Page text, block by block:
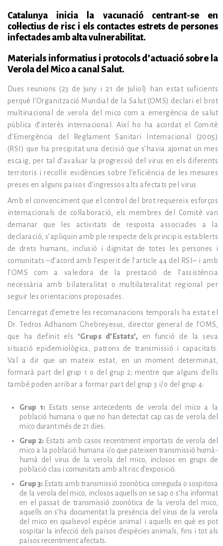
Catalunya inicia la vacunació centrant-se en
col·lectius de risc i els contactes estrets de persones
infectades amb alta vulnerabilitat.
Materials informatius i protocols d’actuació sobre la
Verola del Mico a canal Salut.
Dues reunions (23 de juny i 21 de juliol) han estat suficients
perquè l’Organització Mundial de la Salut (OMS) declari el brot
multinacional de verola del mico com a emergència de salut
pública d’interès internacional. Així ho ha acordat el Comitè
d’Emergència del Reglament Sanitari Internacional (2005)
(RSI) que ha precipitat una decisió que s’havia ajornat un mes
escaig, per tal d’avaluar la progressió del virus en els diferents
territoris i recollir evidències sobre l’eficiència de les mesures
preses en alguns països d’ingressos alts afectats pel virus
Amb el convenciment que el control del brot requereix esforços
internacionals de col·laboració, els membres del Comitè van
demanar que les activitats de resposta associades a la
declaració, s’apliquin amb ple respecte dels principis establerts
de drets humans, inclusió i dignitat de totes les persones i
comunitats –d’acord amb l’esperit de l’article 44 del RSI– i amb
l’OMS com a valedora de la prestació de l’assistència
necessària amb bilateralitat o multilateralitat regional per
seguir les orientacions proposades.
L’encarregat d’emetre les recomanacions temporals ha estat el
Dr. Tedros Adhanom Ghebreyesus, director general de l’OMS,
que ha definit els ‘Grups d’Estats’, en funció de la seva
situació epidemiològica, patrons de transmissió i capacitats.
Val a dir que un mateix estat, en un moment determinat,
formarà part del grup 1 o del grup 2; mentre que alguns d’ells
també poden arribar a formar part del grup 3 i/o del grup 4:
Grup 1:Estats sense antecedents de verola del mico a la
població humana o que no han detectat cap cas de verola del
mico durant més de 21 dies.
Grup 2:Estats amb casos recentment importats de verola del
mico a la població humana i/o que pateixen transmissió humà-
humà del virus de la verola del mico, inclosos en grups de
població clau i comunitats amb alt risc d’exposició.
Grup 3: Estats amb transmissió zoonòtica coneguda o sospitosa
de la verola del mico, inclosos aquells on se sap o s’ha informat
en el passat de transmissió zoonòtica de la verola del mico,
aquells on s’ha documentat la presència del virus de la verola
del mico en qualsevol espècie animal i aquells en què es pot
sospitar la infecció dels països d’espècies animals, fins i tot als
països recentment afectats.